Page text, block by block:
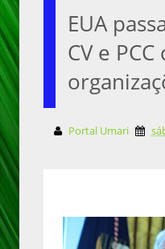
EUA
CV e
Portal Umari